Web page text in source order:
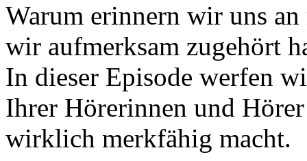
Warum erinnern wir uns
wir aufmerksam zugehört
In dieser Episode werfen
Ihrer Hörerinnen und
wirklich merkfähig macht.